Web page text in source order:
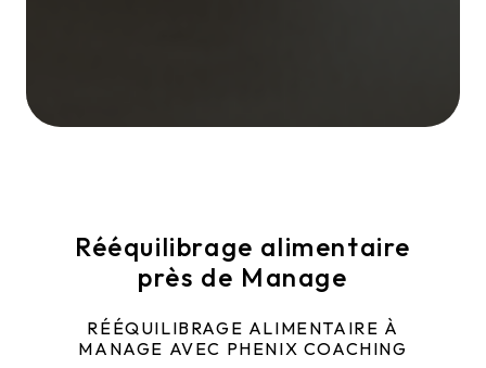
Rééquilibrage alimentaire
près de Manage
RÉÉQUILIBRAGE ALIMENTAIRE À
MANAGE AVEC PHENIX COACHING